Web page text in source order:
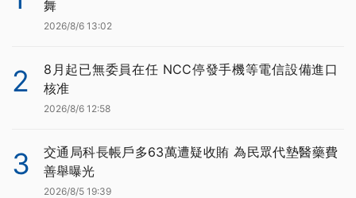
舞
2026/8/6 13:02
2
8月起已無委員在任 NCC停發手機等電信設備進口
核准
2026/8/6 12:58
3
交通局科長帳戶多63萬遭疑收賄 為民眾代墊醫藥費
善舉曝光
2026/8/5 19:39